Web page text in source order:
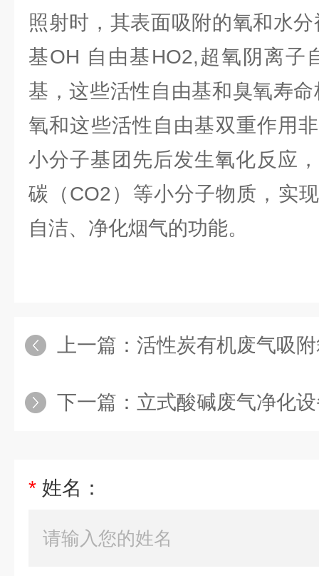
照射时，其表面吸附的氧和水
基OH 自由基HO2,超氧阴离子
基，这些活性自由基和臭氧寿
氧和这些活性自由基双重作用
小分子基团先后发生氧化反应
碳（CO2）等小分子物质，实
自洁、净化烟气的功能。
上一篇： 活性炭有机废气吸
下一篇： 立式酸碱废气净化
* 姓名：